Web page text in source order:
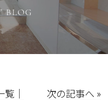
BLOG
覧│ 次の記事へ »